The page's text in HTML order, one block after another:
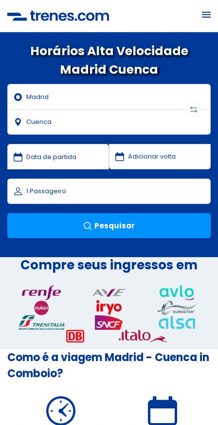
Horários Alta Velocidade
Madrid Cuenca
Pesquisar
Compre seus ingressos em
Como é a viagem Madrid - Cuenca in
Comboio?